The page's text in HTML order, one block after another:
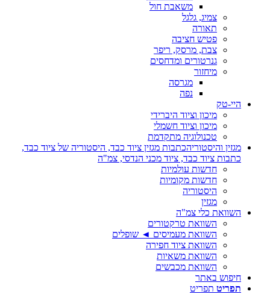
משאבת חול
צמיג, גלגל
תאורה
פטיש חציבה
צבת, מרסק, ריפר
גנרטורים ומדחסים
מיחזור
מגרסה
נפה
היי-טק
מיכון וציוד היברידי
מיכון וציוד חשמלי
טכנולוגיה מתקדמת
מגזין והיסטוריהכתבות מגזין ציוד כבד, היסטוריה של ציוד כבד,
כתבות ציוד כבד, ציוד מכני הנדסי, צמ"ה
חדשות עולמיות
חדשות מקומיות
היסטוריה
מגזין
השוואת כלי צמ"ה
השוואת טרקטורים
השוואת מעמיסים ◄ שופלים
השוואת ציוד חפירה
השוואת משאיות
השוואת מכבשים
חיפוש באתר
תפריט תפריט